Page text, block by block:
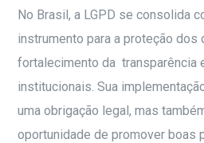
No Brasil, a LGPD se consolida
instrumento para a proteção
fortalecimento da transparência
institucionais. Sua
uma obrigação legal, mas
oportunidade de promover boas